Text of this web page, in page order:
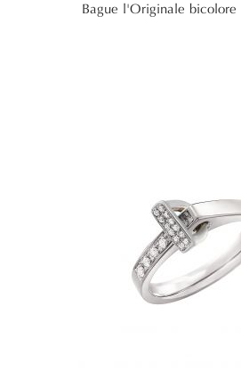
Bague l'Originale bicolore